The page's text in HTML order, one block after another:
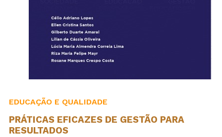
EDUCAÇÃO E QUALIDADE
PRÁTICAS EFICAZES DE GESTÃO PARA
RESULTADOS